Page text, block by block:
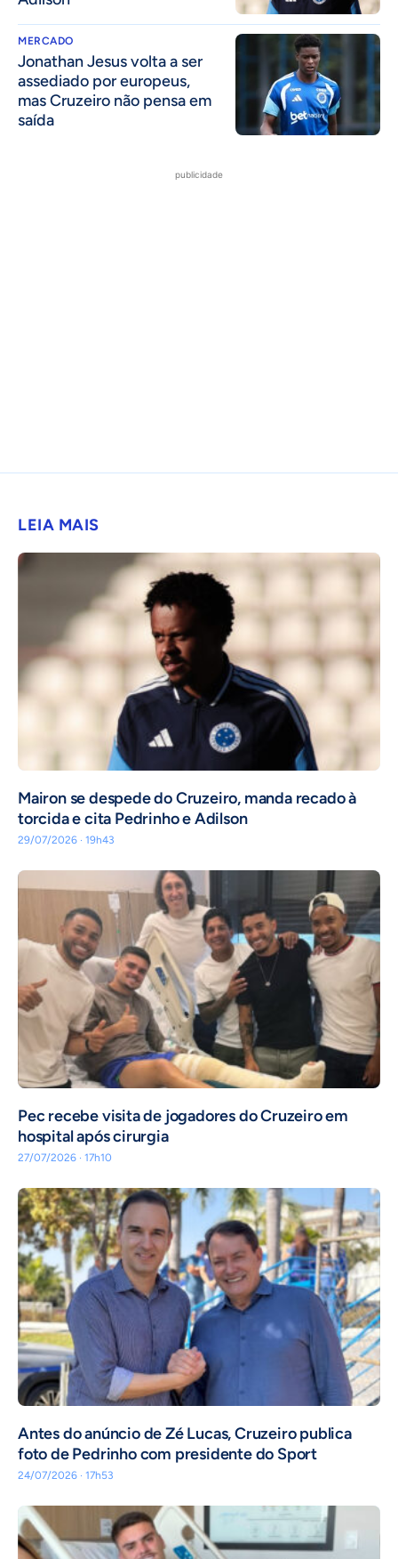
MERCADO
Jonathan Jesus volta a ser
assediado por europeus,
mas Cruzeiro não pensa em
saída
publicidade
LEIA MAIS
Mairon se despede do Cruzeiro, manda recado à
torcida e cita Pedrinho e Adilson
29/07/2026 · 19h43
Pec recebe visita de jogadores do Cruzeiro em
hospital após cirurgia
27/07/2026 · 17h10
Antes do anúncio de Zé Lucas, Cruzeiro publica
foto de Pedrinho com presidente do Sport
24/07/2026 · 17h53